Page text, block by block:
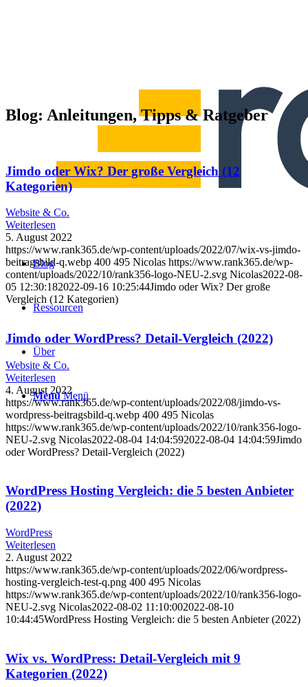
Blog
Ressourcen
Über
Menü Menü
Blog: Anleitungen, Tipps & Ratgeber
Jimdo oder Wix? Der große Vergleich (12
Kategorien)
Website & Co.
Weiterlesen
5. August 2022
https://www.rank365.de/wp-content/uploads/2022/07/wix-vs-jimdo-
beitragsbild-q.webp 400 495 Nicolas https://www.rank365.de/wp-
content/uploads/2022/10/rank356-logo-NEU-2.svg Nicolas2022-08-
05 12:30:182022-09-16 10:25:44Jimdo oder Wix? Der große
Vergleich (12 Kategorien)
Jimdo oder WordPress? Detail-Vergleich (2022)
Website & Co.
Weiterlesen
4. August 2022
https://www.rank365.de/wp-content/uploads/2022/08/jimdo-vs-
wordpress-beitragsbild-q.webp 400 495 Nicolas
https://www.rank365.de/wp-content/uploads/2022/10/rank356-logo-
NEU-2.svg Nicolas2022-08-04 14:04:592022-08-04 14:04:59Jimdo
oder WordPress? Detail-Vergleich (2022)
WordPress Hosting Vergleich: die 5 besten Anbieter
(2022)
WordPress
Weiterlesen
2. August 2022
https://www.rank365.de/wp-content/uploads/2022/06/wordpress-
hosting-vergleich-test-q.png 400 495 Nicolas
https://www.rank365.de/wp-content/uploads/2022/10/rank356-logo-
NEU-2.svg Nicolas2022-08-02 11:10:002022-08-10
10:44:45WordPress Hosting Vergleich: die 5 besten Anbieter (2022)
Wix vs. WordPress: Detail-Vergleich mit 9
Kategorien (2022)